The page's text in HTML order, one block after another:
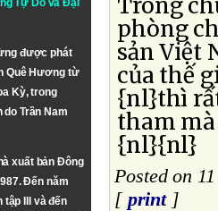
Tự DovàĐại
được phát
Quê Hương từ
Kỳ, trong
Trần Nam
xuất bản Đông
Đến năm
tập III và đến
Trong
phòng
sản Việt
của thế
{nl}thì
tham
{nl}{nl}
Posted on
[ print]